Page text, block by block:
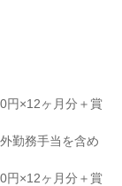
円×12ヶ月分＋賞
勤務手当を含め
円×12ヶ月分＋賞